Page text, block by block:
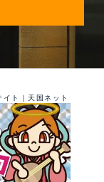
ト｜天国ネット